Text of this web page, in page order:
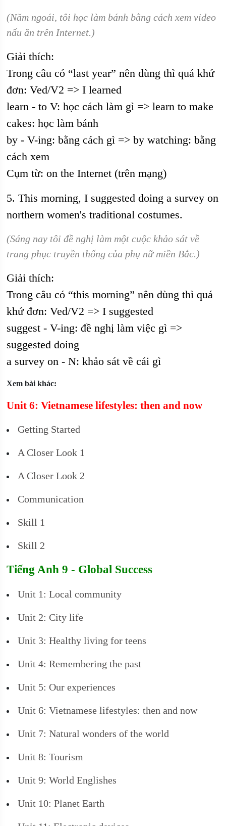
(Năm ngoái, tôi học làm bánh bằng cách xem video
nấu ăn trên Internet.)
Giải thích:
Trong câu có “last year” nên dùng thì quá khứ
đơn: Ved/V2 => I learned
learn - to V: học cách làm gì => learn to make
cakes: học làm bánh
by - V-ing: bằng cách gì => by watching: bằng
cách xem
Cụm từ: on the Internet (trên mạng)
5. This morning, I suggested doing a survey on
northern women's traditional costumes.
(Sáng nay tôi đề nghị làm một cuộc khảo sát về
trang phục truyền thống của phụ nữ miền Bắc.)
Giải thích:
Trong câu có “this morning” nên dùng thì quá
khứ đơn: Ved/V2 => I suggested
suggest - V-ing: đề nghị làm việc gì =>
suggested doing
a survey on - N: khảo sát về cái gì
Xem bài khác:
Unit 6: Vietnamese lifestyles: then and now
Getting Started
A Closer Look 1
A Closer Look 2
Communication
Skill 1
Skill 2
Tiếng Anh 9 - Global Success
Unit 1: Local community
Unit 2: City life
Unit 3: Healthy living for teens
Unit 4: Remembering the past
Unit 5: Our experiences
Unit 6: Vietnamese lifestyles: then and now
Unit 7: Natural wonders of the world
Unit 8: Tourism
Unit 9: World Englishes
Unit 10: Planet Earth